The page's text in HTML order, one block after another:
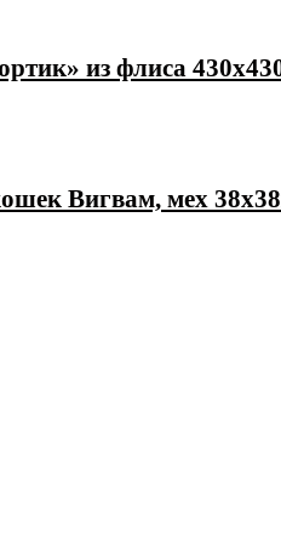
из флиса
Вигвам, мех